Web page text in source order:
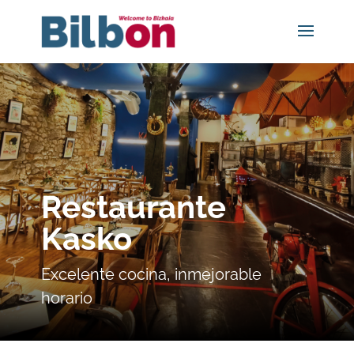
Restaurante
Kasko
Excelente cocina, inmejorable
horario